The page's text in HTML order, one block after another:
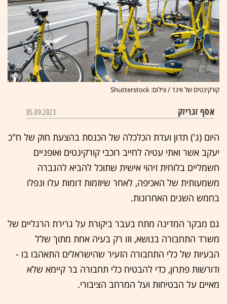
קורקינטים של ווינד / צילום: Shutterstock
אסף זגריזק 05.09.2023
היום (ג') תדון ועדת הכלכלה של הכנסת בהצעת חוק של ח"כ
יעקב אשר ואתי עטיה לחייב רוכבי קורקינטים ואופניים
חשמליים בלוחית זיהוי אישית שתוכל להביא להגברה
משמעותית של האכיפה, לאחר שיוזמות דומות עלו ונפלו
בחמש השנים האחרונות.
גם מבקר המדינה מתח בעבר ביקורת על גרירת הרגליים של
משרד התחבורה בנושא, וזו רק בעיה אחת מתוך שלל
הבעיות של כלי התחבורה הזעיר שהישראלים התאהבו בו -
ודורשות פתרון, כדי להבטיח כלי תחבורה בר קיימא שלא
מאיים על הבטיחות ועל המרחב הציבורי.